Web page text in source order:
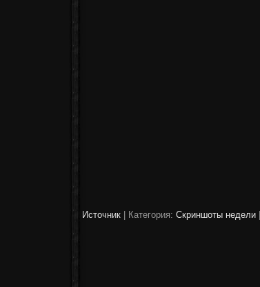
Источник Категория: Скриншоты недели